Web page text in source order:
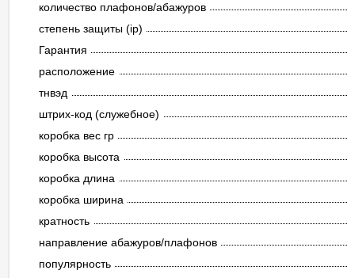
количество плафонов/абажуров
степень защиты (ip)
Гарантия
расположение
тнвэд
штрих-код (служебное)
коробка вес гр
коробка высота
коробка длина
коробка ширина
кратность
направление абажуров/плафонов
популярность